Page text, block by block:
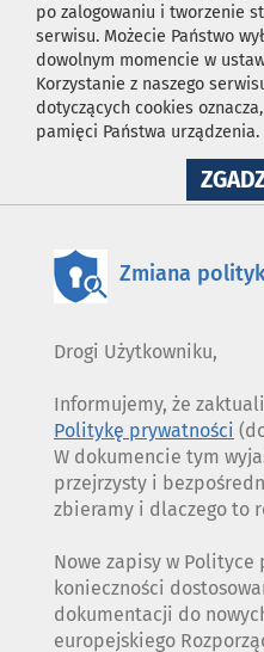
po zalogowaniu i tworzenie
serwisu. Możecie Państwo
dowolnym momencie w
Korzystanie z naszego
dotyczących cookies
pamięci Państwa urządzenia.
Zmiana
Drogi Użytkowniku,
Informujemy, że
Politykę prywatności
W dokumencie tym
przejrzysty i
zbieramy i dlaczego to
Nowe zapisy w
konieczności
dokumentacji do
europejskiego